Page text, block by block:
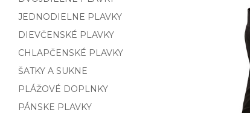
JEDNODIELNE PLAVKY
DIEVČENSKÉ PLAVKY
CHLAPČENSKÉ PLAVKY
ŠATKY A SUKNE
PLÁŽOVÉ DOPLNKY
PÁNSKE PLAVKY